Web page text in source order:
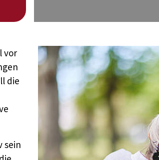
vor
die
sein